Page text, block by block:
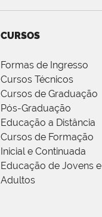
CURSOS
Formas de Ingresso
Cursos Técnicos
Cursos de Graduação
Pós-Graduação
Educação a Distância
Cursos de Formação
Inicial e Continuada
Educação de Jovens e
Adultos